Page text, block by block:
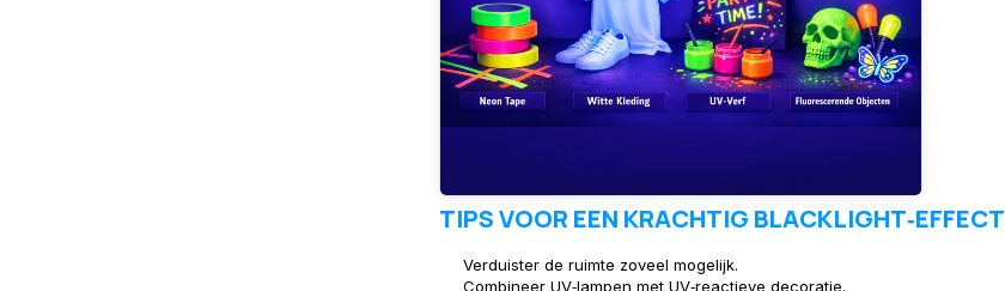
TIPS VOOR EEN KRACHTIG BLACKLIGHT‑EFFECT
Verduister de ruimte zoveel mogelijk.
Combineer UV‑lampen met UV‑reactieve decoratie.